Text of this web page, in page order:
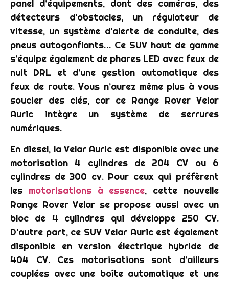
panel d’équipements, dont des caméras, des
détecteurs d’obstacles, un régulateur de
vitesse, un système d’alerte de conduite, des
pneus autogonflants… Ce SUV haut de gamme
s’équipe également de phares LED avec feux de
nuit DRL et d’une gestion automatique des
feux de route. Vous n’aurez même plus à vous
soucier des clés, car ce Range Rover Velar
Auric intègre un système de serrures
numériques.
En diesel, la Velar Auric est disponible avec une
motorisation 4 cylindres de 204 CV ou 6
cylindres de 300 cv. Pour ceux qui préfèrent
les motorisations à essence, cette nouvelle
Range Rover Velar se propose aussi avec un
bloc de 4 cylindres qui développe 250 CV.
D’autre part, ce SUV Velar Auric est également
disponible en version électrique hybride de
404 CV. Ces motorisations sont d’ailleurs
couplées avec une boîte automatique et une